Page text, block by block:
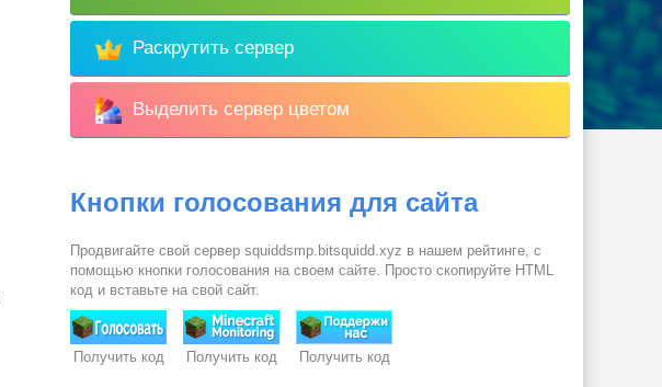
Раскрутить сервер
Выделить сервер цветом
Кнопки голосования для сайта
Продвигайте свой сервер squiddsmp.bitsquidd.xyz в нашем рейтинге, с
помощью кнопки голосования на своем сайте. Просто скопируйте HTML
код и вставьте на свой сайт.
Получить код Получить код Получить код